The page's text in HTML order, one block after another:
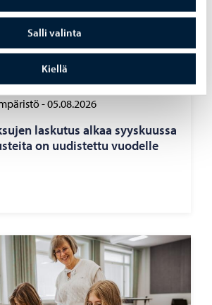
Salli valinta
Kiellä
-05.08.2026
las­ku­tus alkaa syys­kuus­sa
on uu­dis­tet­tu vuo­del­le